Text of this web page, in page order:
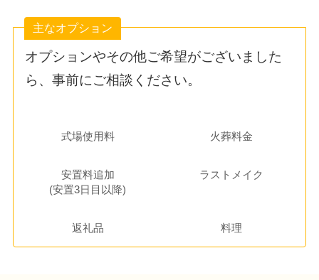
主なオプション
オプションやその他ご希望がございました
ら、事前にご相談ください。
式場使用料 火葬料金
安置料追加
(安置3日目以降)
ラストメイク
返礼品 料理